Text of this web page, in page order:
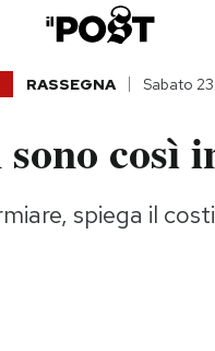
RASSEGNA Sabato 23
così
spiega il